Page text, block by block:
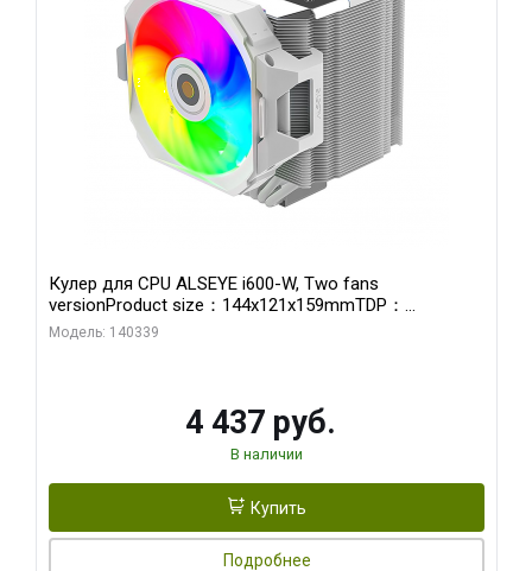
Кулер для CPU ALSEYE i600-W, Two fans
versionProduct size：144x121x159mmTDP：
270WSoldering technology CD textureApplication:Intel：
Модель: 140339
4 437 руб.
В наличии
Купить
Подробнее